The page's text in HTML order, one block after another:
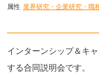
属性 業界研究・企業研究・職
インターンシップ＆キ
する合同説明会です。